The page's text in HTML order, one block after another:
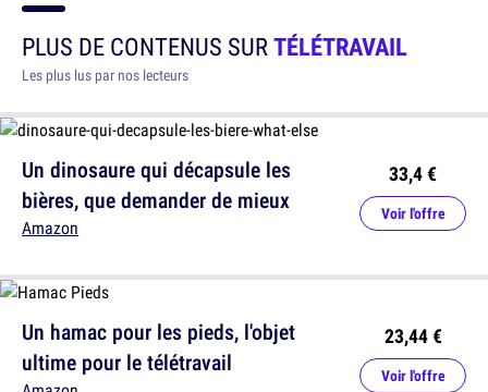
PLUS DE CONTENUS SURTÉLÉTRAVAIL
Les plus lus par nos lecteurs
Un dinosaure qui décapsule les
bières, que demander de mieux
Amazon
33,4 €
Voir l'offre
Un hamac pour les pieds, l'objet
ultime pour le télétravail
23,44 €
Voir l'offre